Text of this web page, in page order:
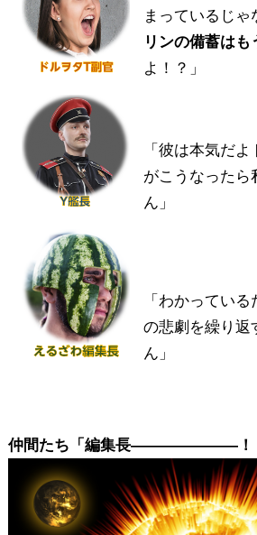
まっているじゃ
リンの備蓄はも
よ！？」
「彼は本気だ
がこうなったら
ん」
「わかってい
の悲劇を繰り返
ん」
仲間たち「編集長―――――――！